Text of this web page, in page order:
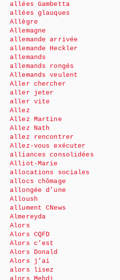
allées Gambetta
allées glauques
Allègre
Allemagne
allemande arrivée
allemande Heckler
allemands
allemands rongés
Allemands veulent
Aller chercher
aller jeter
aller vite
Allez
Allez Martine
Allez Nath
allez rencontrer
Allez-vous exécuter
alliances consolidées
Alliot-Marie
allocations sociales
allocs chômage
allongée d’une
Alloush
allument CNews
Almereyda
Alors
Alors CQFD
Alors c’est
Alors Donald
Alors j’ai
alors lisez